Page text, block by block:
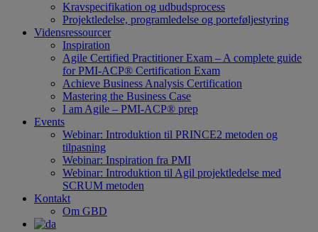
Kravspecifikation og udbudsprocess
Projektledelse, programledelse og porteføljestyring
Vidensressourcer
Inspiration
Agile Certified Practitioner Exam – A complete guide
for PMI-ACP® Certification Exam
Achieve Business Analysis Certification
Mastering the Business Case
I am Agile – PMI-ACP® prep
Events
Webinar: Introduktion til PRINCE2 metoden og
tilpasning
Webinar: Inspiration fra PMI
Webinar: Introduktion til Agil projektledelse med
SCRUM metoden
Kontakt
Om GBD